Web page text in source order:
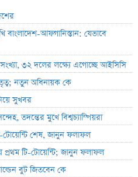
আফগানিস্তান: যেভাবে
সংখ্যা, ৩২ দলের লক্ষ্যে এগোচ্ছে আইসিসি
নতুন অধিনায়ক কে
সুখবর
তদন্তের মুখে বিশ্বচ্যাম্পিয়রা
টোয়েন্টি শেষ, জানুন ফলাফল
প্রথম টি-টোয়েন্টি; জানুন ফলাফল
বুট জিতবেন কে